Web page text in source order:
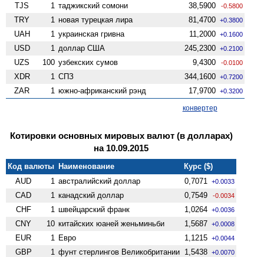
TJS 1 таджикский сомони 38,5900 -0.5800
TRY 1 новая турецкая лира 81,4700 +0.3800
UAH 1 украинская гривна 11,2000 +0.1600
USD 1 доллар США 245,2300 +0.2100
UZS 100 узбекских сумов 9,4300 -0.0100
XDR 1 СПЗ 344,1600 +0.7200
ZAR 1 южно-африканский рэнд 17,9700 +0.3200
конвертер
Котировки основных мировых валют (в долларах)
на 10.09.2015
Код валюты Наименование
Курс ($)
AUD
1 австралийский доллар 0,7071 +0.0033
CAD 1 канадский доллар 0,7549 -0.0034
CHF 1 швейцарский франк 1,0264 +0.0036
CNY 10 китайских юаней женьминьби 1,5687 +0.0008
EUR 1 Евро 1,1215 +0.0044
GBP 1 фунт стерлингов Велико­британии 1,5438 +0.0070